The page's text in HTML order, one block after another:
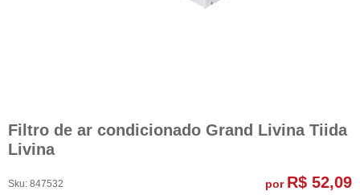
Filtro de ar condicionado Grand Livina Tiida
Livina
Sku: 847532
por R$ 52,09